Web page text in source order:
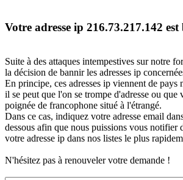
Votre adresse ip 216.73.217.142
Suite à des attaques intempestives sur notre
la décision de bannir les adresses ip
En principe, ces adresses ip viennent de pays
il se peut que l'on se trompe d'adresse ou que
poignée de francophone situé à l'étrangé.
Dans ce cas, indiquez votre adresse email
dessous afin que nous puissions vous notifier
votre adresse ip dans nos listes le plus
N'hésitez pas à renouveler votre demande !